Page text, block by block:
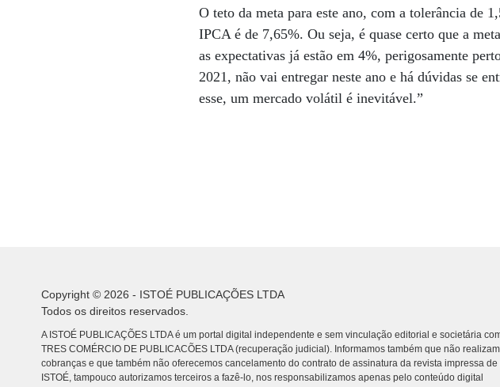
O teto da meta para este ano, com a tolerância de
IPCA é de 7,65%. Ou seja, é quase certo que a
as expectativas já estão em 4%, perigosamente
2021, não vai entregar neste ano e há dúvidas se
esse, um mercado volátil é inevitável.”
Copyright © 2026 - ISTOÉ PUBLICAÇÕES LTDA
Todos os direitos reservados.
A ISTOÉ PUBLICAÇÕES LTDA é um portal digital independente e sem vinculação editorial e societária
TRES COMÉRCIO DE PUBLICACÕES LTDA (recuperação judicial). Informamos também que não
cobranças e que também não oferecemos cancelamento do contrato de assinatura da revista impressa de
ISTOÉ, tampouco autorizamos terceiros a fazê-lo, nos responsabilizamos apenas pelo conteúdo digital